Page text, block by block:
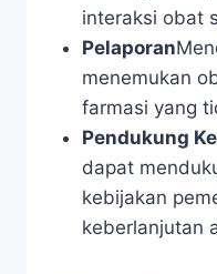
interaksi obat
Pelaporan
menemukan
farmasi yang
Pendukung
dapat
kebijakan
keberlanjutan